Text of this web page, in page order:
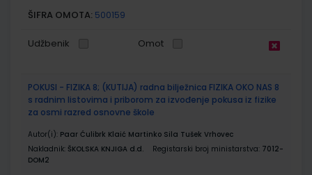
ŠIFRA OMOTA: 500159
Udžbenik Omot
POKUSI - FIZIKA 8; (KUTIJA) radna bilježnica FIZIKA OKO NAS 8
s radnim listovima i priborom za izvođenje pokusa iz fizike
za osmi razred osnovne škole
Autor(i): Paar Ćulibrk Klaić Martinko Sila Tušek Vrhovec
Nakladnik: ŠKOLSKA KNJIGA d.d. Registarski broj ministarstva: 7012-
DOM2